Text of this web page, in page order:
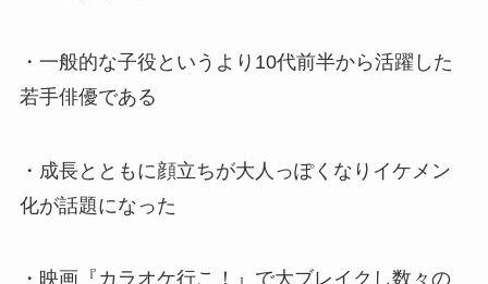
・一般的な子役というより10代前半から活躍した
若手俳優である
・成長とともに顔立ちが大人っぽくなりイケメン
化が話題になった
・映画『カラオケ行こ！』で大ブレイクし数々の